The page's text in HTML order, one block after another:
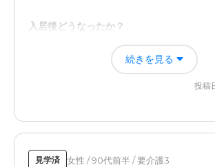
入居後どうなったか？
ゆっくり眠れるようになった。安心して出
きるようになり、行方不明になる心配もな
護のために出掛けることが出来なかったが
続きを見る
投稿
見学済 女性 / 90代前半 / 要介護3